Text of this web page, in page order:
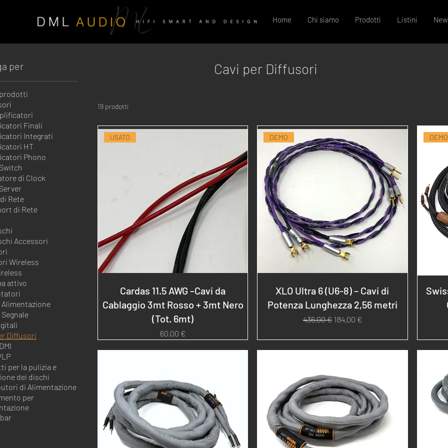
Home Chi siamo Prodotti Listini
per
Finali
Integrati
HT
Phono
di Clock
Rete
di Rete
Accessori
Wireless
attivo
Alimentazione
Diffusori
per la pulizia e
dei dischi
di Alimentazione
per
Cavi per Diffusori
19 prodotti
USATO
Cardas 11.5 AWG –Cavi da
Cablaggio 3mt Rosso + 3mt Nero
(Tot. 6mt)
Prezzo
60,00 €
DEMO
XLO Ultra 6 (U6-8) – Cavi di
Potenza Lunghezza 2,56 metri
Prezzo regolare
436,00 € Prezzo scontato
184,00 €
DEMO